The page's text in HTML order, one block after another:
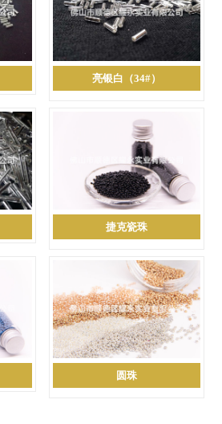
亮银白（34#）
捷克瓷珠
圆珠